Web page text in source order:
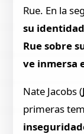
Rue. En la
su
Rue sobre
ve inmersa
Nate Jacobs (
primeras